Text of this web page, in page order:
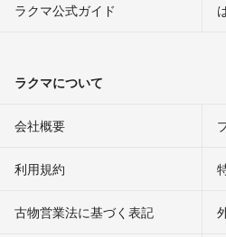
ラクマ公式ガイド
ラクマについて
会社概要
利用規約
古物営業法に基づく表記